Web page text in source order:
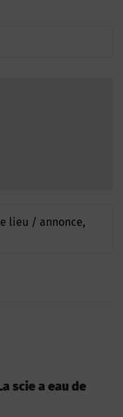
lieu / annonce,
scie a eau de